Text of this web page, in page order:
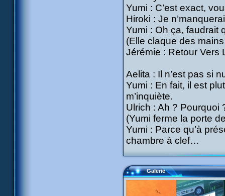
Yumi : C’est exact,
Hiroki : Je
Yumi : Oh ça, faudrait
(Elle claque des
Jérémie : Retour Vers
Aelita : Il n’est pas si
Yumi : En fait, il est
m’inquiète.
Ulrich : Ah ? Pourquoi
(Yumi ferme la porte
Yumi : Parce qu’à
chambre à clef…
Galerie